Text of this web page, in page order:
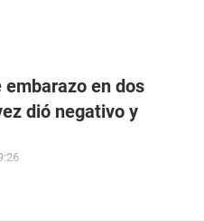
embarazo en dos
dió negativo y